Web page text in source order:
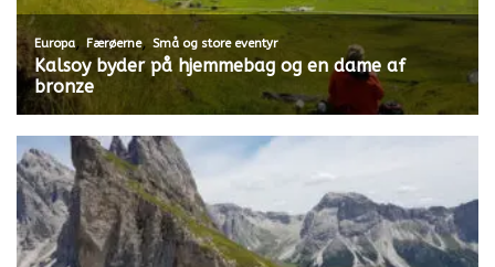
Europa, Færøerne, Små og store eventyr
Kalsoy byder på hjemmebag og en dame af
bronze